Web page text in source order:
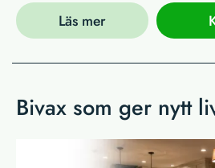
Läs mer
Bivax som ger nytt